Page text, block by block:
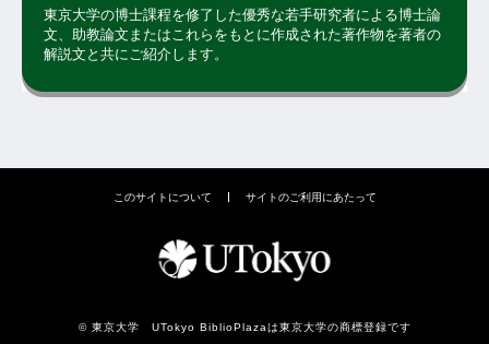
東京大学の博士課程を修了した優秀な若手研究者による博士論
文、助教論文またはこれらをもとに作成された著作物を著者の
解説文と共にご紹介します。
このサイトについて サイトのご利用にあたって
© 東京大学 UTokyo BiblioPlazaは東京大学の商標登録です